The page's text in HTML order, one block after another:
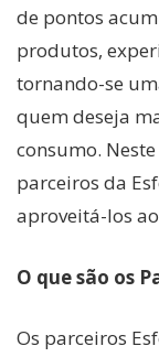
de pontos
produtos,
tornando-se
quem deseja
consumo.
parceiros da
aproveitá-los
O que são os
Os parceiros